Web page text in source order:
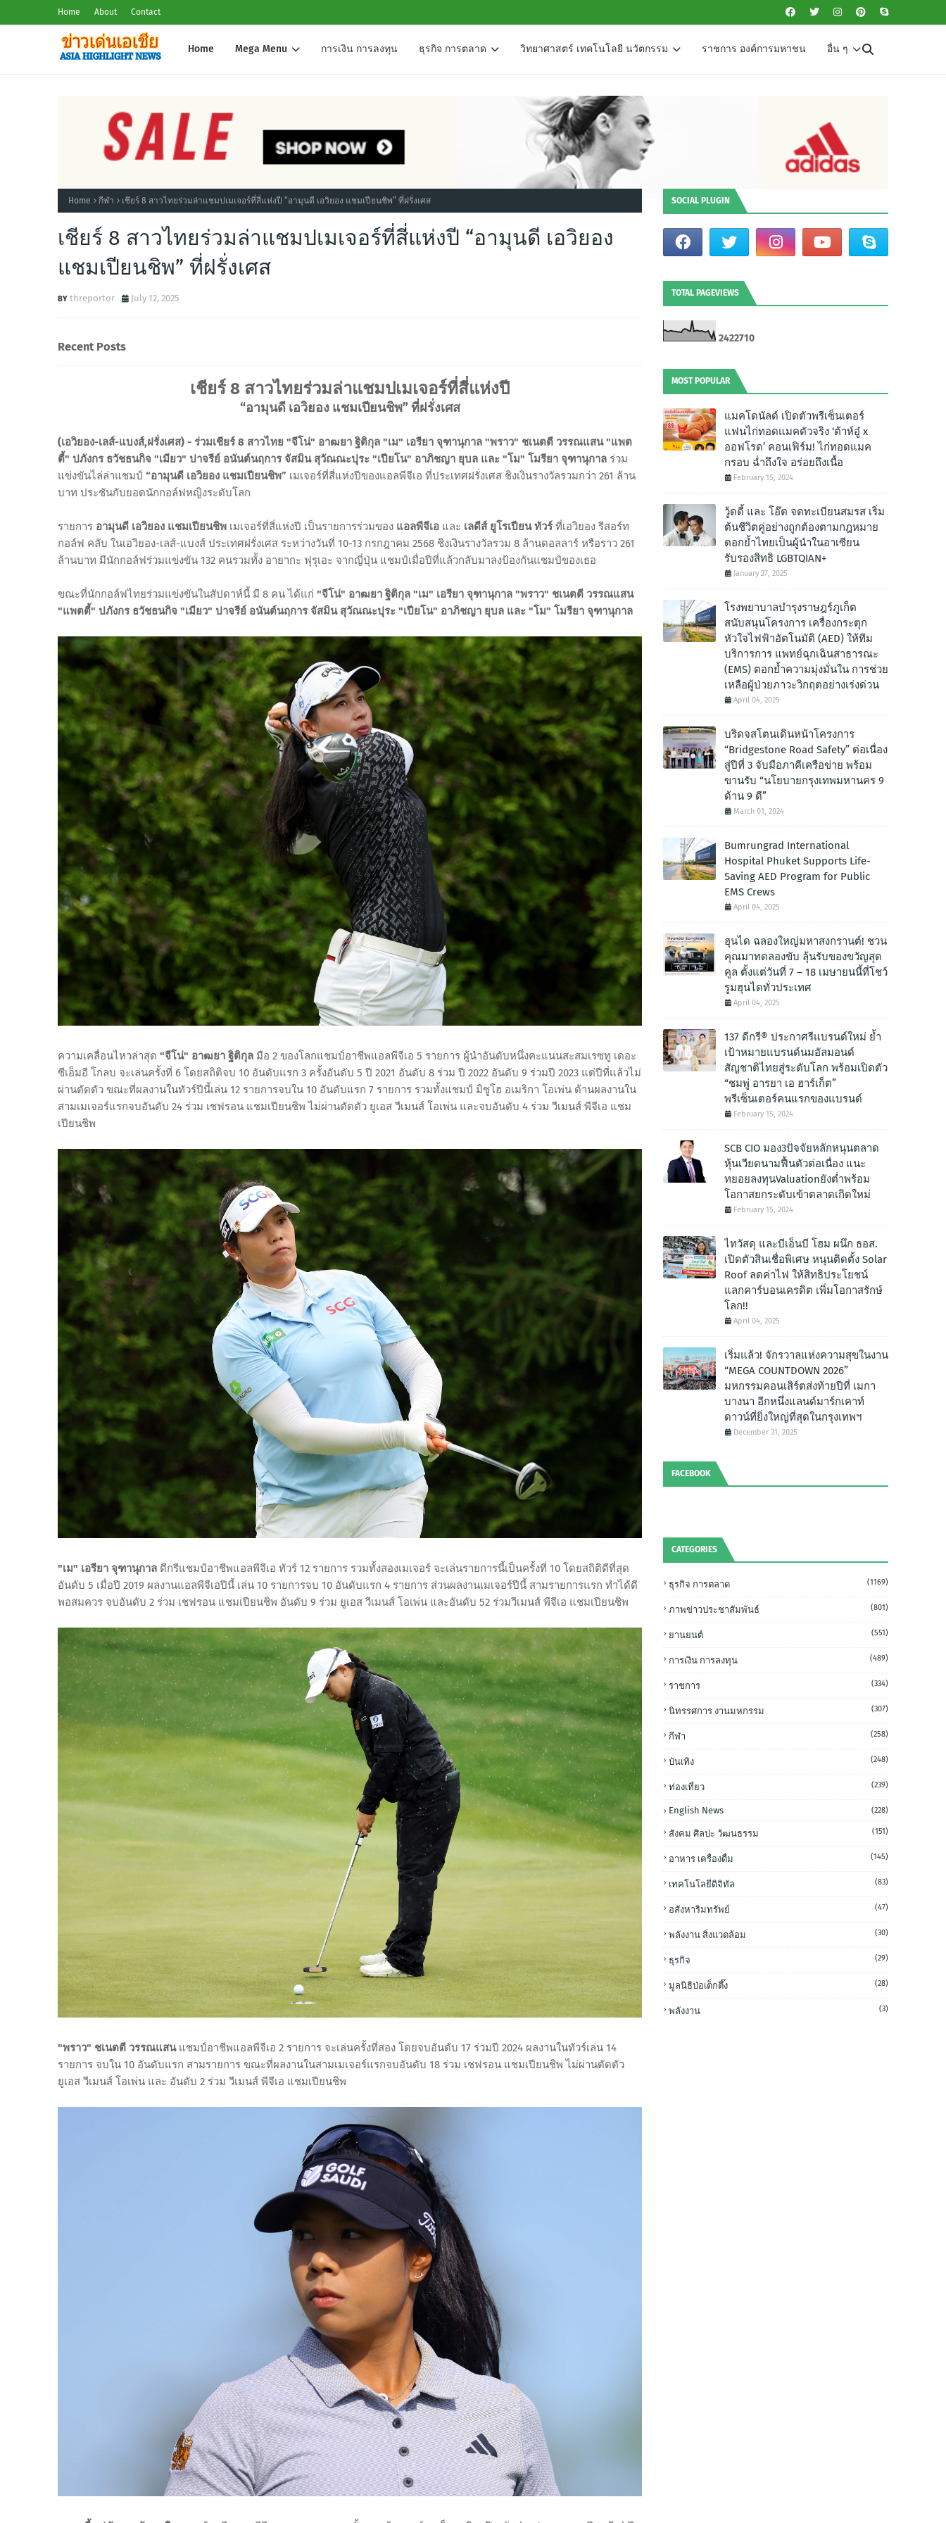
Home About Contact
Home Mega Menu การเงิน การลงทุน ธุรกิจ การตลาด วิทยาศาสตร์ เทคโนโลยี นวัตกรรม ราชการ องค์การมหาชน อื่น ๆ
Home กีฬา เชียร์ 8 สาวไทยร่วมล่าแชมปเมเจอร์ที่สี่แห่งปี “อามุนดี เอวิยอง แชมเปียนชิพ” ที่ฝรั่งเศส
เชียร์ 8 สาวไทยร่วมล่าแชมปเมเจอร์ที่สี่แห่งปี “อามุนดี เอวิยอง
แชมเปียนชิพ” ที่ฝรั่งเศส
threportor July 12, 2025
Recent Posts
เชียร์ 8 สาวไทยร่วมล่าแชมปเมเจอร์ที่สี่แห่งปี
“อามุนดี เอวิยอง แชมเปียนชิพ” ที่ฝรั่งเศส
(เอวิยอง-เลส์-แบงส์,ฝรั่งเศส) - ร่วมเชียร์ 8 สาวไทย "จีโน่" อาฒยา ฐิติกุล "เม" เอรียา จุฑานุกาล "พราว" ชเนตตี วรรณแสน "แพต
ตี้" ปภังกร ธวัชธนกิจ "เมียว" ปาจรีย์ อนันต์นฤการ จัสมิน สุวัณณะปุระ "เปียโน" อาภิชญา ยุบล และ "โม" โมรียา จุฑานุกาล ร่วม
แข่งขันไล่ล่าแชมป์ “อามุนดี เอวิยอง แชมเปียนชิพ” เมเจอร์ที่สี่แห่งปีของแอลพีจีเอ ที่ประเทศฝรั่งเศส ชิงเงินรางวัลรวมกว่า 261 ล้าน
บาท ประชันกับยอดนักกอล์ฟหญิงระดับโลก
รายการ อามุนดี เอวิยอง แชมเปียนชิพ เมเจอร์ที่สี่แห่งปี เป็นรายการร่วมของ แอลพีจีเอ และ เลดีส์ ยูโรเปียน ทัวร์ที่เอวิยอง รีสอร์ท
กอล์ฟ คลับ ในเอวิยอง-เลส์-แบงส์ ประเทศฝรั่งเศส ระหว่างวันที่ 10-13 กรกฎาคม 2568 ชิงเงินรางวัลรวม 8 ล้านดอลลาร์ หรือราว 261
ล้านบาท มีนักกอล์ฟร่วมแข่งขัน 132 คนรวมทั้ง อายากะ ฟุรุเอะ จากญี่ปุ่น แชมป์เมื่อปีที่แล้วกลับมาลงป้องกันแชมป์ของเธอ
ขณะที่นักกอล์ฟไทยร่วมแข่งขันในสัปดาห์นี้ มี 8 คน ได้แก่ "จีโน่" อาฒยา ฐิติกุล "เม" เอรียา จุฑานุกาล "พราว" ชเนตตี วรรณแสน
"แพตตี้" ปภังกร ธวัชธนกิจ "เมียว" ปาจรีย์ อนันต์นฤการ จัสมิน สุวัณณะปุระ "เปียโน" อาภิชญา ยุบล และ "โม" โมรียา จุฑานุกาล
ความเคลื่อนไหวล่าสุด "จีโน่" อาฒยา ฐิติกุล มือ 2 ของโลกแชมป์อาชีพแอลพีจีเอ 5 รายการ ผู้นำอันดับหนึ่งคะแนนสะสมเรซทู เดอะ
ซีเอ็มอี โกลบ จะเล่นครั้งที่ 6 โดยสถิติจบ 10 อันดับแรก 3 ครั้งอันดับ 5 ปี 2021 อันดับ 8 ร่วม ปี 2022 อันดับ 9 ร่วมปี 2023 แต่ปีที่แล้วไม่
ผ่านตัดตัว ขณะที่ผลงานในทัวร์ปีนี้เล่น 12 รายการจบใน 10 อันดับแรก 7 รายการ รวมทั้งแชมป์ มิซูโฮ อเมริกา โอเพ่น ด้านผลงานใน
สามเมเจอร์แรกจบอันดับ 24 ร่วม เชฟรอน แชมเปียนชิพ ไม่ผ่านตัดตัว ยูเอส วีเมนส์ โอเพ่น และจบอันดับ 4 ร่วม วีเมนส์ พีจีเอ แชม
เปียนชิพ
"เม" เอรียา จุฑานุกาล ดีกรีแชมป์อาชีพแอลพีจีเอ ทัวร์ 12 รายการ รวมทั้งสองเมเจอร์ จะเล่นรายการนี้เป็นครั้งที่ 10 โดยสถิติดีที่สุด
อันดับ 5 เมื่อปี 2019 ผลงานแอลพีจีเอปีนี้ เล่น 10 รายการจบ 10 อันดับแรก 4 รายการ ส่วนผลงานเมเจอร์ปีนี้ สามรายการแรก ทำได้ดี
พอสมควร จบอันดับ 2 ร่วม เชฟรอน แชมเปียนชิพ อันดับ 9 ร่วม ยูเอส วีเมนส์ โอเพ่น และอันดับ 52 ร่วมวีเมนส์ พีจีเอ แชมเปียนชิพ
"พราว" ชเนตตี วรรณแสน แชมป์อาชีพแอลพีจีเอ 2 รายการ จะเล่นครั้งที่สอง โดยจบอันดับ 17 ร่วมปี 2024 ผลงานในทัวร์เล่น 14
รายการ จบใน 10 อันดับแรก สามรายการ ขณะที่ผลงานในสามเมเจอร์แรกจบอันดับ 18 ร่วม เชฟรอน แชมเปียนชิพ ไม่ผ่านตัดตัว
ยูเอส วีเมนส์ โอเพ่น และ อันดับ 2 ร่วม วีเมนส์ พีจีเอ แชมเปียนชิพ
SOCIAL PLUGIN
TOTAL PAGEVIEWS
2422710
MOST POPULAR
แมคโดนัลด์ เปิดตัวพรีเซ็นเตอร์
แฟนไก่ทอดแมคตัวจริง ‘ต้าห์อู๋ x
ออฟโรด’ คอนเฟิร์ม! ไก่ทอดแมค
กรอบ ฉํ่าถึงใจ อร่อยถึงเนื้อ
February 15, 2024
วู้ดดี้ และ โอ๊ต จดทะเบียนสมรส เริ่ม
ต้นชีวิตคู่อย่างถูกต้องตามกฎหมาย
ตอกย้ำไทยเป็นผู้นำในอาเซียน
รับรองสิทธิ LGBTQIAN+
January 27, 2025
โรงพยาบาลบำรุงราษฎร์ภูเก็ต
สนับสนุนโครงการ เครื่องกระตุก
หัวใจไฟฟ้าอัตโนมัติ (AED) ให้ทีม
บริการการ แพทย์ฉุกเฉินสาธารณะ
(EMS) ตอกย้ำความมุ่งมั่นใน การช่วย
เหลือผู้ป่วยภาวะวิกฤตอย่างเร่งด่วน
April 04, 2025
บริดจสโตนเดินหน้าโครงการ
“Bridgestone Road Safety” ต่อเนื่อง
สู่ปีที่ 3 จับมือภาคีเครือข่าย พร้อม
ขานรับ “นโยบายกรุงเทพมหานคร 9
ด้าน 9 ดี”
March 01, 2024
Bumrungrad International
Hospital Phuket Supports Life-
Saving AED Program for Public
EMS Crews
April 04, 2025
ฮุนได ฉลองใหญ่มหาสงกรานต์! ชวน
คุณมาทดลองขับ ลุ้นรับของขวัญสุด
คูล ตั้งแต่วันที่ 7 – 18 เมษายนนี้ที่โชว์
รูมฮุนไดทั่วประเทศ
April 04, 2025
137 ดีกรี® ประกาศรีแบรนด์ใหม่ ย้ำ
เป้าหมายแบรนด์นมอัลมอนด์
สัญชาติไทยสู่ระดับโลก พร้อมเปิดตัว
“ชมพู่ อารยา เอ ฮาร์เก็ต”
พรีเซ็นเตอร์คนแรกของแบรนด์
February 15, 2024
SCB CIO มอง3ปัจจัยหลักหนุนตลาด
หุ้นเวียดนามฟื้นตัวต่อเนื่อง แนะ
ทยอยลงทุนValuationยังต่ำพร้อม
โอกาสยกระดับเข้าตลาดเกิดใหม่
February 15, 2024
ไทวัสดุ และบีเอ็นบี โฮม ผนึก ธอส.
เปิดตัวสินเชื่อพิเศษ หนุนติดตั้ง Solar
Roof ลดค่าไฟ ให้สิทธิประโยชน์
แลกคาร์บอนเครดิต เพิ่มโอกาสรักษ์
โลก!!
April 04, 2025
เริ่มแล้ว! จักรวาลแห่งความสุขในงาน
“MEGA COUNTDOWN 2026”
มหกรรมคอนเสิร์ตส่งท้ายปีที่ เมกา
บางนา อีกหนึ่งแลนด์มาร์กเคาท์
ดาวน์ที่ยิ่งใหญ่ที่สุดในกรุงเทพฯ
December 31, 2025
FACEBOOK
CATEGORIES
ธุรกิจ การตลาด (1169)
ภาพข่าวประชาสัมพันธ์ (801)
ยานยนต์ (551)
การเงิน การลงทุน (489)
ราชการ (334)
นิทรรศการ งานมหกรรม (307)
กีฬา (258)
บันเทิง (248)
ท่องเที่ยว (239)
English News (228)
สังคม ศิลปะ วัฒนธรรม (151)
อาหาร เครื่องดื่ม (145)
เทคโนโลยีดิจิทัล (83)
อสังหาริมทรัพย์ (47)
พลังงาน สิ่งแวดล้อม (30)
ธุรกิจ (29)
มูลนิธิป่อเต็กตึ๊ง (28)
พลังงาน (3)